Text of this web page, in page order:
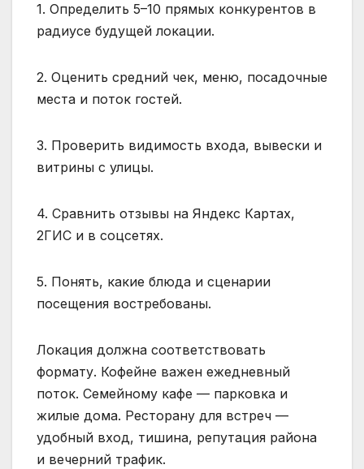
1. Определить 5–10 прямых конкурентов в
радиусе будущей локации.
2. Оценить средний чек, меню, посадочные
места и поток гостей.
3. Проверить видимость входа, вывески и
витрины с улицы.
4. Сравнить отзывы на Яндекс Картах,
2ГИС и в соцсетях.
5. Понять, какие блюда и сценарии
посещения востребованы.
Локация должна соответствовать
формату. Кофейне важен ежедневный
поток. Семейному кафе — парковка и
жилые дома. Ресторану для встреч —
удобный вход, тишина, репутация района
и вечерний трафик.